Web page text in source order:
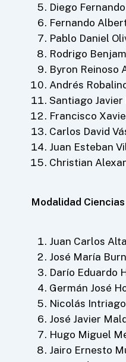
Diego
Fernando
Pablo Daniel
Rodrigo
Byron Reinoso
Andrés
Santiago Javier
Francisco
Carlos David
Juan Esteban
Christian
Modalidad
Juan Carlos
José María
Darío Eduardo
Germán José
Nicolás
José Javier
Hugo Miguel
Jairo Ernesto